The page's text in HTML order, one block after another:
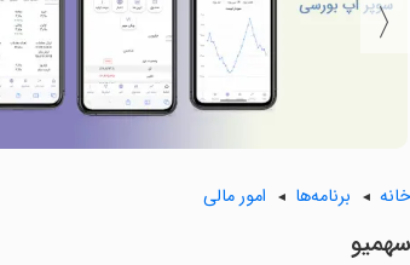
〈
خانه برنامه‌ها امور مالی
سهمیو